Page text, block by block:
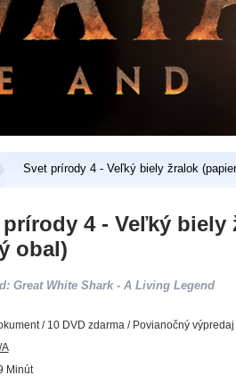
Svet prírody 4 - Veľký biely žralok
prírody 4 - Veľký biely
obal)
Great White Shark - A Living Legend
/ 10 DVD zdarma / Povianočný výpredaj
A
Minút